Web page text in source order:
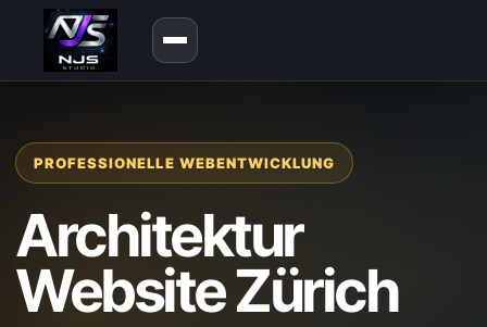
PROFESSIONELLE WEBENTWICKLUNG
Architektur
Website Zürich